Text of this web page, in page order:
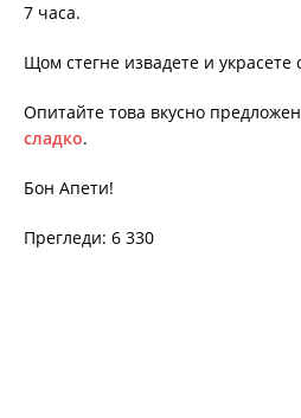
7 часа.
Щом стегне извадете и украсете
Опитайте това вкусно
сладко.
Бон Апети!
Прегледи: 6 330